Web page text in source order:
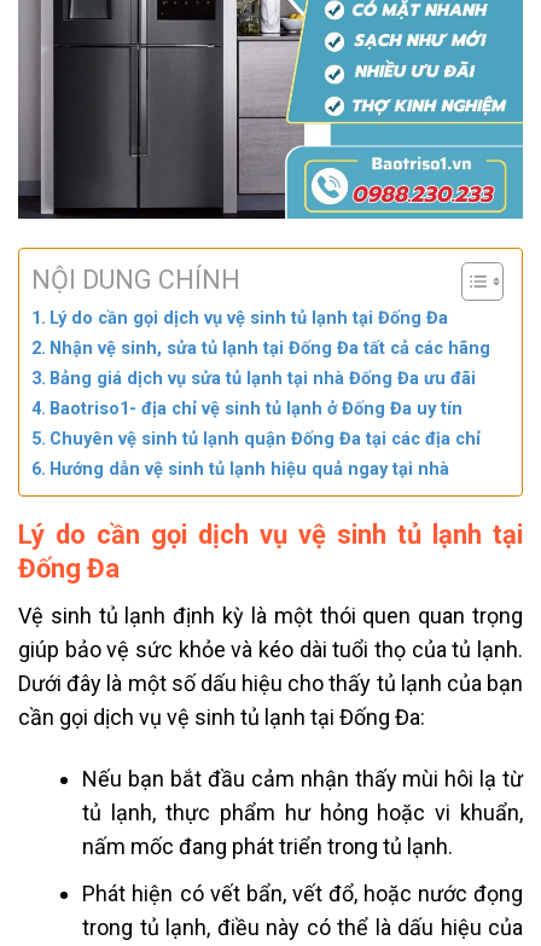
NỘI DUNG CHÍNH
Lý do cần gọi dịch vụ vệ sinh tủ lạnh tại Đống Đa
Nhận vệ sinh, sửa tủ lạnh tại Đống Đa tất cả các hãng
Bảng giá dịch vụ sửa tủ lạnh tại nhà Đống Đa ưu đãi
Baotriso1- địa chỉ vệ sinh tủ lạnh ở Đống Đa uy tín
Chuyên vệ sinh tủ lạnh quận Đống Đa tại các địa chỉ
Hướng dẫn vệ sinh tủ lạnh hiệu quả ngay tại nhà
Lý do cần gọi dịch vụ vệ sinh tủ lạnh tại
Đống Đa
Vệ sinh tủ lạnh định kỳ là một thói quen quan trọng
giúp bảo vệ sức khỏe và kéo dài tuổi thọ của tủ lạnh.
Dưới đây là một số dấu hiệu cho thấy tủ lạnh của bạn
cần gọi dịch vụ vệ sinh tủ lạnh tại Đống Đa:
Nếu bạn bắt đầu cảm nhận thấy mùi hôi lạ từ
tủ lạnh, thực phẩm hư hỏng hoặc vi khuẩn,
nấm mốc đang phát triển trong tủ lạnh.
Phát hiện có vết bẩn, vết đổ, hoặc nước đọng
trong tủ lạnh, điều này có thể là dấu hiệu của